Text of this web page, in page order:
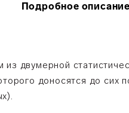
Подробное
двумерной
доносятся до сих